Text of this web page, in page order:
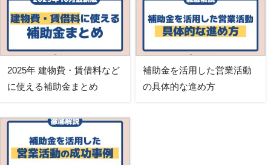
2025年 建物費・賃借料など
に使える補助金まとめ
補助金を活用した営業活動
の具体的な進め方